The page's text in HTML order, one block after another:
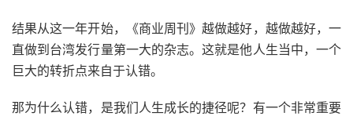
结果从这一年开始，《商业周刊》越做越好，越做越好，一
直做到台湾发行量第一大的杂志。这就是他人生当中，一个
巨大的转折点来自于认错。
那为什么认错，是我们人生成长的捷径呢？有一个非常重要